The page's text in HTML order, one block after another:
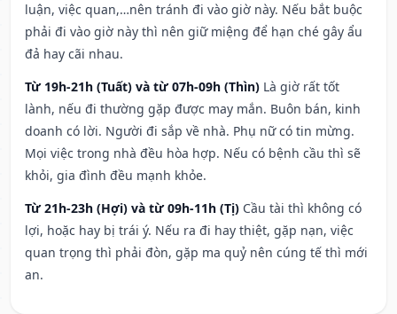
luận, việc quan,…nên tránh đi vào giờ này. Nếu bắt buộc
phải đi vào giờ này thì nên giữ miệng để hạn ché gây ẩu
đả hay cãi nhau.
Từ 19h-21h (Tuất) và từ 07h-09h (Thìn) Là giờ rất tốt
lành, nếu đi thường gặp được may mắn. Buôn bán, kinh
doanh có lời. Người đi sắp về nhà. Phụ nữ có tin mừng.
Mọi việc trong nhà đều hòa hợp. Nếu có bệnh cầu thì sẽ
khỏi, gia đình đều mạnh khỏe.
Từ 21h-23h (Hợi) và từ 09h-11h (Tị) Cầu tài thì không có
lợi, hoặc hay bị trái ý. Nếu ra đi hay thiệt, gặp nạn, việc
quan trọng thì phải đòn, gặp ma quỷ nên cúng tế thì mới
an.